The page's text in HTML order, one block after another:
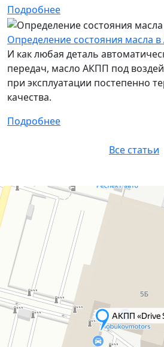
Подробнее
Определение состояния масла
И как любая деталь
передач, масло АКПП под
при эксплуатации постепенно
качества.
Подробнее
Все статьи